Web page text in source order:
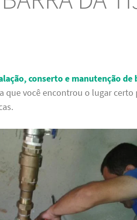
conserto e manutenção de
que você encontrou o lugar certo